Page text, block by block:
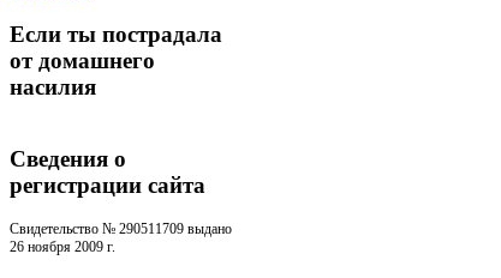
Если ты пострадала
от домашнего
насилия
Сведения о
регистрации cайта
Свидетельство № 290511709 выдано
26 ноября 2009 г.